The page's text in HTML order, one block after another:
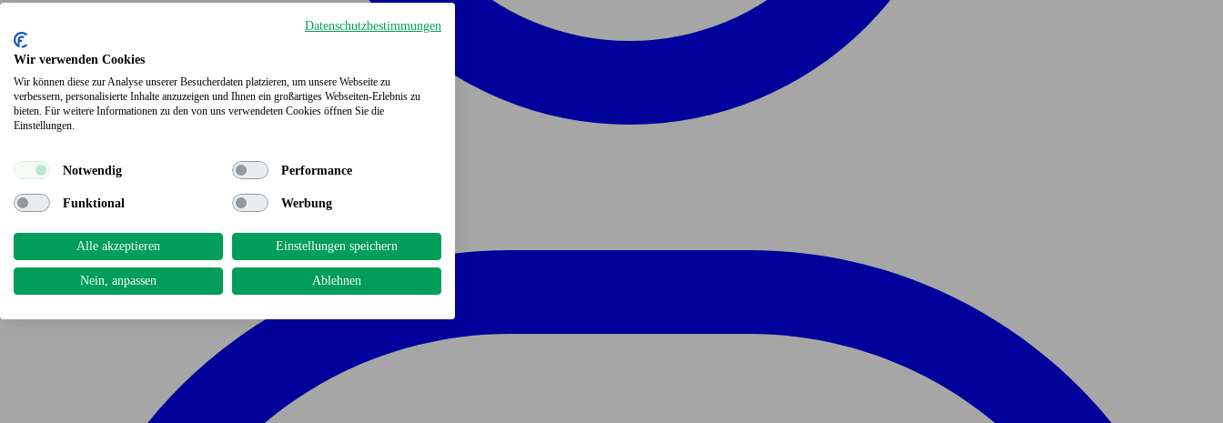
Datenschutzbestimmungen
Wir verwenden Cookies
Wir können diese zur Analyse unserer Besucherdaten platzieren, um unsere Webseite zu
verbessern, personalisierte Inhalte anzuzeigen und Ihnen ein großartiges Webseiten-Erlebnis zu
bieten. Für weitere Informationen zu den von uns verwendeten Cookies öffnen Sie die
Einstellungen.
Notwendig Performance
Funktional Werbung
Alle akzeptieren Einstellungen speichern
Nein, anpassen Ablehnen